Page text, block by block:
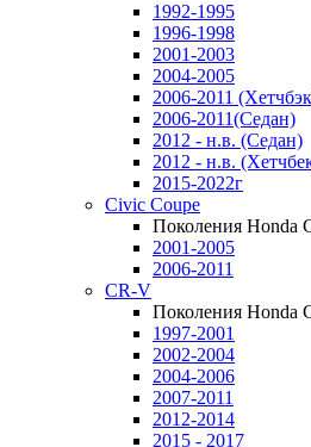
1992-1995
1996-1998
2001-2003
2004-2005
2006-2011
2006-2011(Седан)
2012 - н.в. (Седан)
2012 - н.в.
2015-2022г
Civic Coupe
Поколения Honda
2001-2005
2006-2011
CR-V
Поколения Honda
1997-2001
2002-2004
2004-2006
2007-2011
2012-2014
2015 - 2017